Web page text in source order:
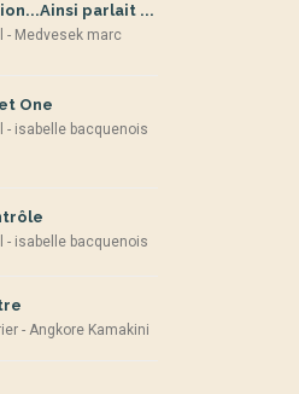
parlait ...
- Medvesek marc
One
- isabelle bacquenois
- isabelle bacquenois
- Angkore Kamakini